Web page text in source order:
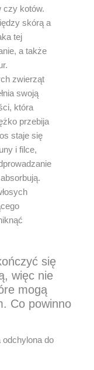
czy kotów.
skórą a
tej
a także
zwierząt
swoją
która
przebija
staje się
i filce,
się
więc nie
mogą
Co powinno
odchylona do